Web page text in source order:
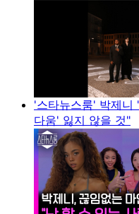
'스타뉴스룸' 박제니
다움' 잃지 않을 것"